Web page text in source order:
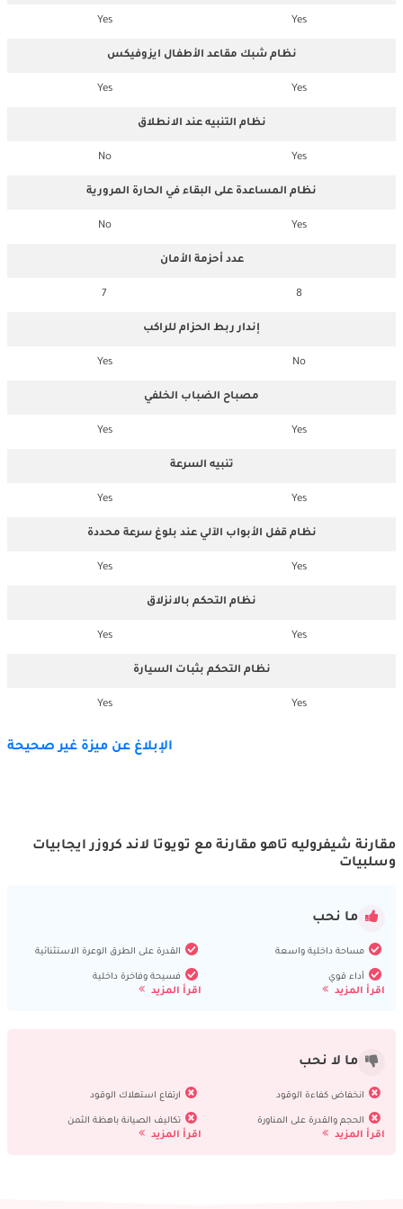
Yes
Yes
نظام شبك مقاعد الأطفال ايزوفيكس
Yes
Yes
نظام التنبيه عند الانطلاق
Yes
No
نظام المساعدة على البقاء في الحارة المرورية
Yes
No
عدد أحزمة الأمان
8
7
إندار ربط الحزام للراكب
No
Yes
مصباح الضباب الخلفي
Yes
Yes
تنبيه السرعة
Yes
Yes
نظام قفل الأبواب الآلي عند بلوغ سرعة محددة
Yes
Yes
نظام التحكم بالانزلاق
Yes
Yes
نظام التحكم بثبات السيارة
Yes
Yes
الإبلاغ عن ميزة غير صحيحة
مقارنة شيفروليه تاهو مقارنة مع تويوتا لاند كروزر ايجابيات
وسلبيات
ما نحب
مساحة داخلية واسعة
أداء قوي
اقرأ المزيد
القدرة على الطرق الوعرة الاستثنائية
فسيحة وفاخرة داخلية
اقرأ المزيد
ما لا نحب
انخفاض كفاءة الوقود
الحجم والقدرة على المناورة
اقرأ المزيد
ارتفاع استهلاك الوقود
تكاليف الصيانة باهظة الثمن
اقرأ المزيد